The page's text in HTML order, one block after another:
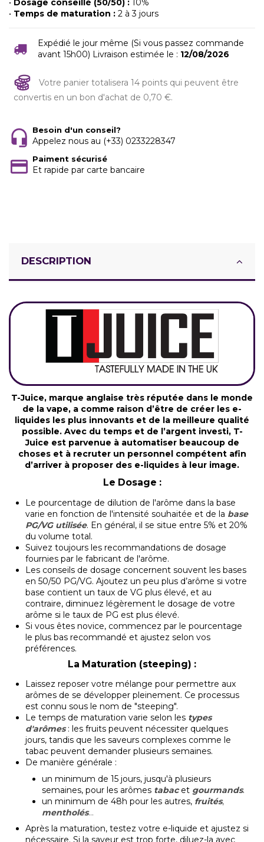
• Dosage conseillé (50/50) : 10%
• Temps de maturation : 2 à 3 jours
Expédié le jour même (Si vous passez commande
avant 15h00) Livraison estimée le : 12/08/2026
Votre panier totalisera 14 points qui peuvent être
convertis en un bon d'achat de 0,70 €.
Besoin d'un conseil?
Appelez nous au (+33) 0233228347
Paiment sécurisé
Et rapide par carte bancaire
DESCRIPTION
T-Juice, marque anglaise très réputée dans le monde
de la vape, a comme raison d’être de créer les e-
liquides les plus innovants et de la meilleure qualité
possible. Avec du temps et de l’argent investi, T-
Juice est parvenue à automatiser beaucoup de
choses et à recruter un personnel compétent afin
d’arriver à proposer des e-liquides à leur image.
Le Dosage :
Le pourcentage de dilution de l'arôme dans la base
varie en fonction de l'intensité souhaitée et de la base
PG/VG utilisée. En général, il se situe entre 5% et 20%
du volume total.
Suivez toujours les recommandations de dosage
fournies par le fabricant de l'arôme.
Les conseils de dosage concernent souvent les bases
en 50/50 PG/VG. Ajoutez un peu plus d’arôme si votre
base contient un taux de VG plus élevé, et au
contraire, diminuez légèrement le dosage de votre
arôme si le taux de PG est plus élevé.
Si vous êtes novice, commencez par le pourcentage
le plus bas recommandé et ajustez selon vos
préférences.
La Maturation (steeping) :
Laissez reposer votre mélange pour permettre aux
arômes de se développer pleinement. Ce processus
est connu sous le nom de "steeping".
Le temps de maturation varie selon les types
d'arômes: les fruits peuvent nécessiter quelques
jours, tandis que les saveurs complexes comme le
tabac peuvent demander plusieurs semaines.
De manière générale :
un minimum de 15 jours, jusqu'à plusieurs
semaines, pour les arômes tabacet gourmands.
un minimum de 48h pour les autres, fruités,
mentholés...
Après la maturation, testez votre e-liquide et ajustez si
nécessaire. Si la saveur est trop forte, diluez-la avec